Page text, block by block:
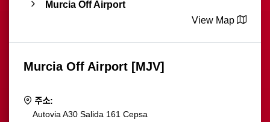
Murcia Off Airport
View Map
Murcia Off Airport [MJV]
주소:
Autovia A30 Salida 161 Cepsa